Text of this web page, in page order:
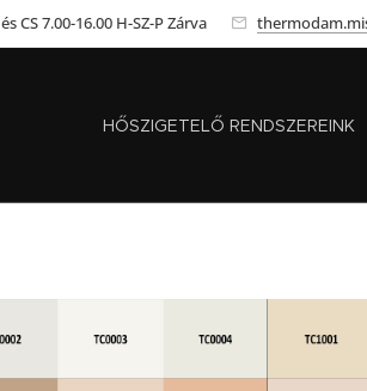
CS 7.00-16.00 H-SZ-P Zárva
HŐSZIGETELŐ RENDSZEREINK